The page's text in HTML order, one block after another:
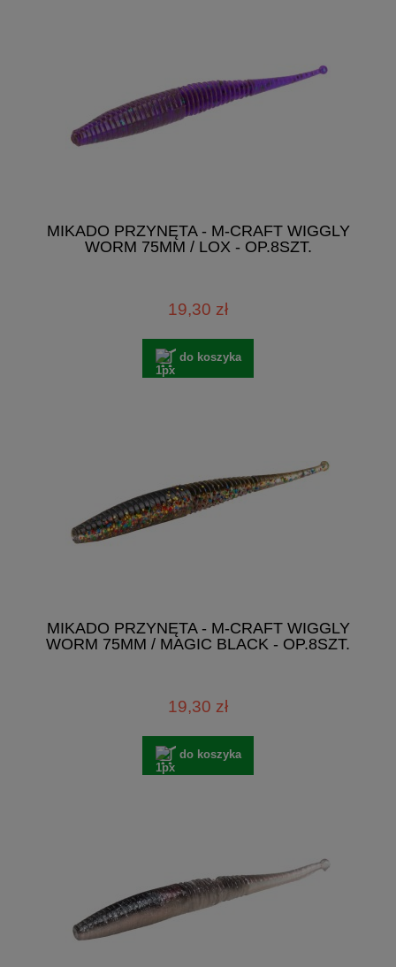
MIKADO PRZYNĘTA - M-CRAFT WIGGLY
WORM 75MM / LOX - OP.8SZT.
19,30 zł
do koszyka
MIKADO PRZYNĘTA - M-CRAFT WIGGLY
WORM 75MM / MAGIC BLACK - OP.8SZT.
19,30 zł
do koszyka